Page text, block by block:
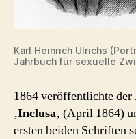
Karl Heinrich Ulrichs
Jahrbuch für sexuelle
1864 veröffentlichte
‚Inclusa‚ (April 1864)
ersten beiden Schriften